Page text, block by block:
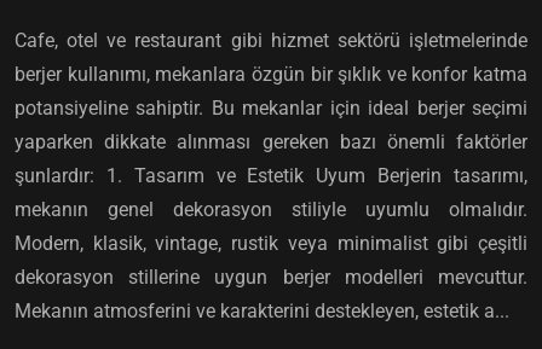
Cafe, otel ve restaurant gibi hizmet sektörü işletmelerinde
berjer kullanımı, mekanlara özgün bir şıklık ve konfor katma
potansiyeline sahiptir. Bu mekanlar için ideal berjer seçimi
yaparken dikkate alınması gereken bazı önemli faktörler
şunlardır: 1. Tasarım ve Estetik Uyum Berjerin tasarımı,
mekanın genel dekorasyon stiliyle uyumlu olmalıdır.
Modern, klasik, vintage, rustik veya minimalist gibi çeşitli
dekorasyon stillerine uygun berjer modelleri mevcuttur.
Mekanın atmosferini ve karakterini destekleyen, estetik a...